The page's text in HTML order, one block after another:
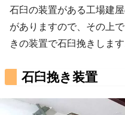
石臼の装置がある工場建
がありますので、その上
きの装置で石臼挽きします
石臼挽き装置